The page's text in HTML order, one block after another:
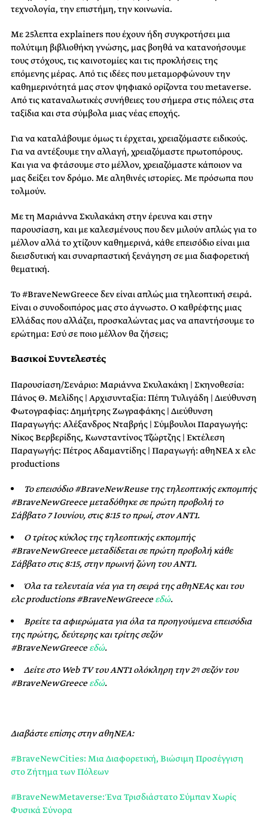
τεχνολογία, την επιστήμη, την κοινωνία.
Με 25λεπτα explainers που έχουν ήδη συγκροτήσει μια
πολύτιμη βιβλιοθήκη γνώσης, μας βοηθά να κατανοήσουμε
τους στόχους, τις καινοτομίες και τις προκλήσεις της
επόμενης μέρας. Από τις ιδέες που μεταμορφώνουν την
καθημερινότητά μας στον ψηφιακό ορίζοντα του metaverse.
Από τις καταναλωτικές συνήθειες του σήμερα στις πόλεις στα
ταξίδια και στα σύμβολα μιας νέας εποχής.
Για να καταλάβουμε όμως τι έρχεται, χρειαζόμαστε ειδικούς.
Για να αντέξουμε την αλλαγή, χρειαζόμαστε πρωτοπόρους.
Και για να φτάσουμε στο μέλλον, χρειαζόμαστε κάποιον να
μας δείξει τον δρόμο. Με αληθινές ιστορίες. Με πρόσωπα που
τολμούν.
Με τη Μαριάννα Σκυλακάκη στην έρευνα και στην
παρουσίαση, και με καλεσμένους που δεν μιλούν απλώς για το
μέλλον αλλά το χτίζουν καθημερινά, κάθε επεισόδιο είναι μια
διεισδυτική και συναρπαστική ξενάγηση σε μια διαφορετική
θεματική.
Το #BraveNewGreece δεν είναι απλώς μια τηλεοπτική σειρά.
Είναι ο συνοδοιπόρος μας στο άγνωστο. Ο καθρέφτης μιας
Ελλάδας που αλλάζει, προσκαλώντας μας να απαντήσουμε το
ερώτημα: Εσύ σε ποιο μέλλον θα ζήσεις;
Βασικοί Συντελεστές
Παρουσίαση/Σενάριο: Μαριάννα Σκυλακάκη | Σκηνοθεσία:
Πάνος Θ. Μελίδης | Αρχισυνταξία: Πέπη Τυλιγάδη | Διεύθυνση
Φωτογραφίας: Δημήτρης Ζωγραφάκης | Διεύθυνση
Παραγωγής: Aλέξανδρος Νταβρής | Σύμβουλοι Παραγωγής:
Νίκος Βερβερίδης, Κωνσταντίνος Τζώρτζης | Εκτέλεση
Παραγωγής: Πέτρος Αδαμαντίδης | Παραγωγή: αθηΝΕΑ x ελc
productions
Το επεισόδιο #BraveNewReuse της τηλεοπτικής εκπομπής
#BraveNewGreece μεταδόθηκε σε πρώτη προβολή το
Σάββατο 7 Ιουνίου, στις 8:15 το πρωί, στον ΑΝΤ1.
Ο τρίτος κύκλος της τηλεοπτικής εκπομπής
#BraveNewGreece μεταδίδεται σε πρώτη προβολή κάθε
Σάββατο στις 8:15, στην πρωινή ζώνη του ΑΝΤ1.
Όλα τα τελευταία νέα για τη σειρά της αθηΝΕΑς και του
ελc productions #BraveNewGreeceεδώ.
Βρείτε τα αφιερώματα για όλα τα προηγούμενα επεισόδια
της πρώτης, δεύτερης και τρίτης σεζόν
#BraveNewGreeceεδώ.
Δείτε στο Web TVτου ΑΝΤ1 ολόκληρη την2ησεζόντου
#BraveNewGreeceεδώ.
Διαβάστε επίσης στην αθηΝΕΑ:
#BraveNewCities: Μια Διαφορετική, Βιώσιμη Προσέγγιση
στο Ζήτημα των Πόλεων
#BraveNewMetaverse: Ένα Τρισδιάστατο Σύμπαν Χωρίς
Φυσικά Σύνορα